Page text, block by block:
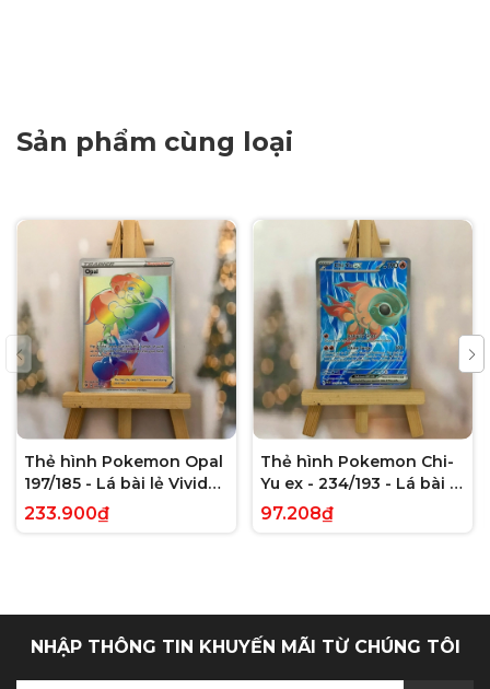
Sản phẩm cùng loại
Thẻ hình Pokemon Opal
197/185 - Lá bài lẻ Vivid
Voltage Hyper Rare tiếng
Anh chính hãng
233.900₫
Thẻ hình Pokemon Chi-
Yu ex - 234/193 - Lá bài lẻ
Paldea Evolved Full Art
Secret Rare tiếng Anh
97.208₫
NHẬP THÔNG TIN KHUYẾN MÃI TỪ CHÚNG TÔI